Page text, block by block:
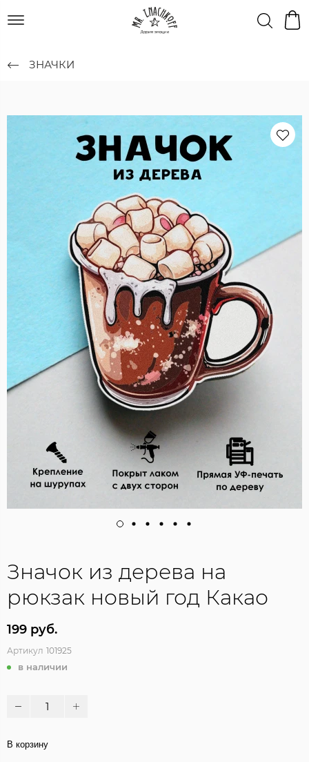
ЗНАЧКИ
Значок из дерева на
рюкзак новый год Какао
199 руб.
Артикул 101925
в наличии
В корзину